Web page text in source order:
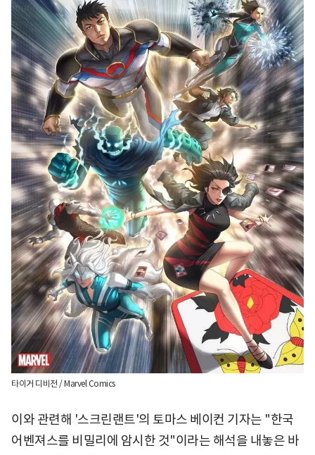
타이거 디비전 / Marvel Comics
이와 관련해 '스크린랜트'의 토마스 베이컨 기자는 "한국
어벤져스를 비밀리에 암시한 것"이라는 해석을 내놓은 바